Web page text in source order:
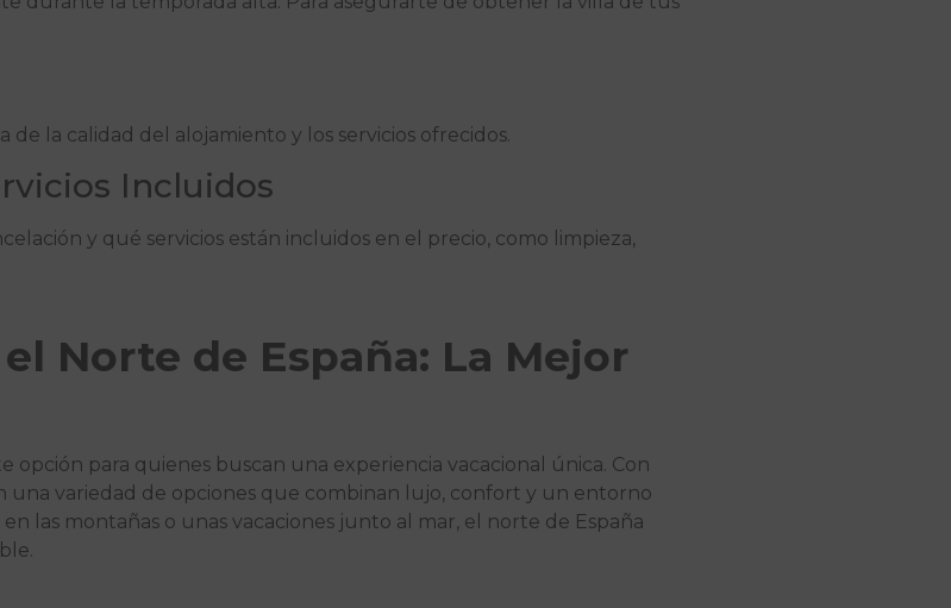
la calidad del alojamiento y los servicios ofrecidos.
Incluidos
y qué servicios están incluidos en el precio, como limpieza,
Norte de España: La Mejor
para quienes buscan una experiencia vacacional única. Con
una variedad de opciones que combinan lujo, confort y un entorno
las montañas o unas vacaciones junto al mar, el norte de España